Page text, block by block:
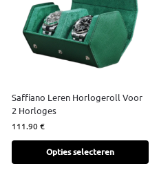
Saffiano Leren Horlogeroll Voor
2 Horloges
111.90€
Opties selecteren